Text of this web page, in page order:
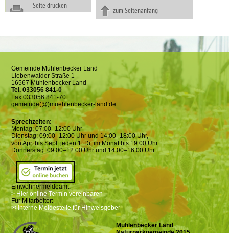
Seite drucken
zum Seitenanfang
Gemeinde Mühlenbecker Land
Liebenwalder Straße 1
16567 Mühlenbecker Land
Tel. 033056 841-0
Fax 033056 841-70
gemeinde(@)muehlenbecker-land.de
Sprechzeiten:
Montag: 07:00–12:00 Uhr
Dienstag: 09:00–12:00 Uhr und 14:00–18:00 Uhr,
von Apr. bis Sept. jeden 1. Di. im Monat bis 19:00 Uhr
Donnerstag: 09:00–12:00 Uhr und 14:00–16:00 Uhr
Einwohnermeldeamt:
> Hier online Termin vereinbaren
Für Mitarbeiter:
✉ Interne Meldestelle für Hinweisgeber
Mühlenbecker Land